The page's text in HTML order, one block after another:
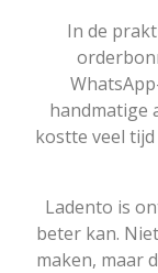
In de
handmatige
kostte veel
Ladento is
beter kan.
maken, maar